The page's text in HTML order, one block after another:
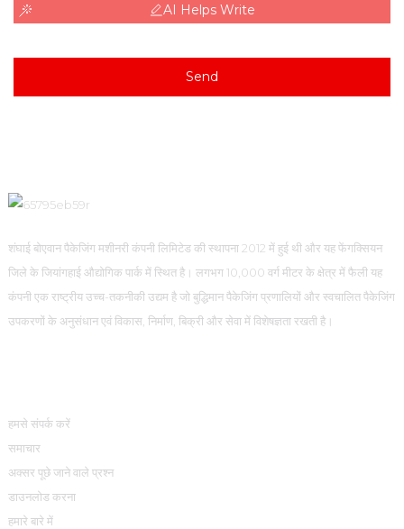
AI Helps Write
Send
शंघाई बोएवान पैकेजिंग मशीनरी कंपनी लिमिटेड की स्थापना 2012 में हुई थी और यह फेंगक्सियन
जिले के जियांगहाई औद्योगिक पार्क में स्थित है। लगभग 10,000 वर्ग मीटर के क्षेत्र में फैली यह
कंपनी एक राष्ट्रीय उच्च-तकनीकी उद्यम है जो बुद्धिमान पैकेजिंग प्रणालियों और स्वचालित पैकेजिंग
उपकरणों के अनुसंधान एवं विकास, निर्माण, बिक्री और सेवा में विशेषज्ञता रखती है।
हमसे संपर्क करें
समाचार
अक्सर पूछे जाने वाले प्रश्न
डाउनलोड करना
हमारे बारे में